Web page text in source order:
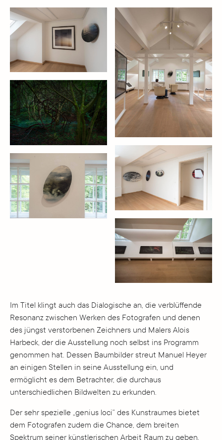
Im Titel klingt auch das Dialogische an, die verblüffende
Resonanz zwischen Werken des Fotografen und denen
des jüngst verstorbenen Zeichners und Malers Alois
Harbeck, der die Ausstellung noch selbst ins Programm
genommen hat. Dessen Baumbilder streut Manuel Heyer
an einigen Stellen in seine Ausstellung ein, und
ermöglicht es dem Betrachter, die durchaus
unterschiedlichen Bildwelten zu erkunden.
Der sehr spezielle „genius loci“ des Kunstraumes bietet
dem Fotografen zudem die Chance, dem breiten
Spektrum seiner künstlerischen Arbeit Raum zu geben,